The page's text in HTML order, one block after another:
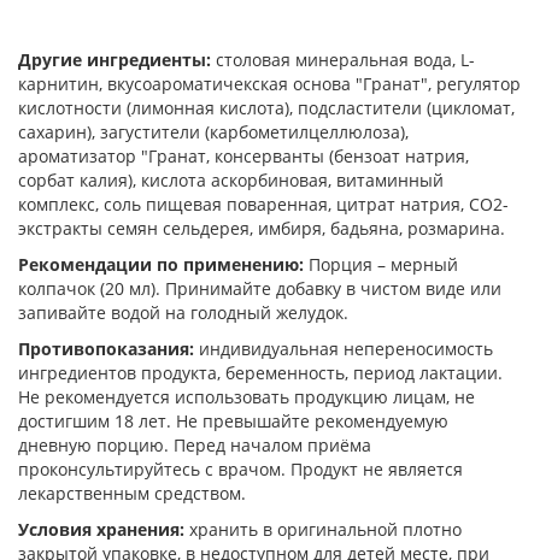
Другие ингредиенты: столовая минеральная вода, L-
карнитин, вкусоароматичекская основа "Гранат", регулятор
кислотности (лимонная кислота), подсластители (цикломат,
сахарин), загустители (карбометилцеллюлоза),
ароматизатор "Гранат, консерванты (бензоат натрия,
сорбат калия), кислота аскорбиновая, витаминный
комплекс, соль пищевая поваренная, цитрат натрия, CO2-
экстракты семян сельдерея, имбиря, бадьяна, розмарина.
Рекомендации по применению: Порция – мерный
колпачок (20 мл). Принимайте добавку в чистом виде или
запивайте водой на голодный желудок.
Противопоказания: индивидуальная непереносимость
ингредиентов продукта, беременность, период лактации.
Не рекомендуется использовать продукцию лицам, не
достигшим 18 лет. Не превышайте рекомендуемую
дневную порцию. Перед началом приёма
проконсультируйтесь с врачом. Продукт не является
лекарственным средством.
Условия хранения: хранить в оригинальной плотно
закрытой упаковке, в недоступном для детей месте, при